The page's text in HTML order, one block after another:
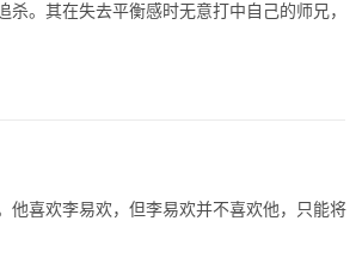
。其在失去平衡感时无意打中自己的师兄，
他喜欢李易欢，但李易欢并不喜欢他，只能将